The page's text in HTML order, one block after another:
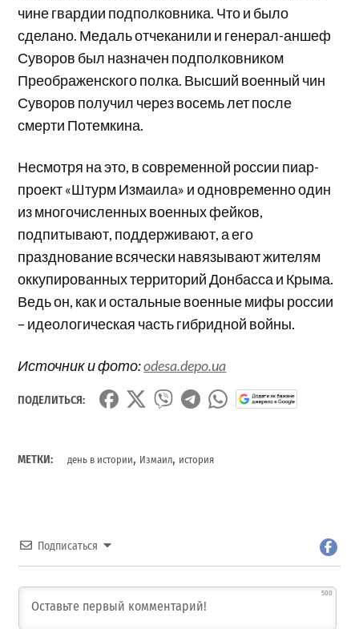
чине гвардии подполковника. Что и было
сделано. Медаль отчеканили и генерал-аншеф
Суворов был назначен подполковником
Преображенского полка. Высший военный чин
Суворов получил через восемь лет после
смерти Потемкина.
Несмотря на это, в современной россии пиар-
проект «Штурм Измаила» и одновременно один
из многочисленных военных фейков,
подпитывают, поддерживают, а его
празднование всячески навязывают жителям
оккупированных территорий Донбасса и Крыма.
Ведь он, как и остальные военные мифы россии
– идеологическая часть гибридной войны.
Источник и фото:odesa.depo.ua
ПОДЕЛИТЬСЯ:
МЕТКИ: день в истории, Измаил, история
Подписаться
500